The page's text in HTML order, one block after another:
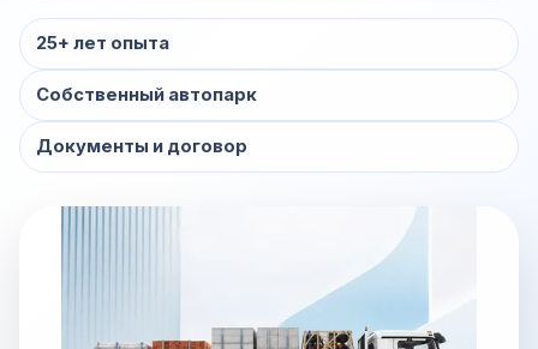
25+ лет опыта
Собственный автопарк
Документы и договор